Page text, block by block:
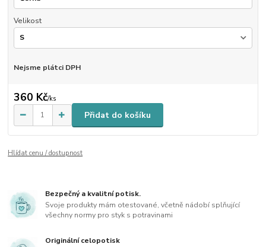
Velikost
Nejsme plátci DPH
360 Kč/ks
Přidat do košíku
Hlídat cenu / dostupnost
Bezpečný a kvalitní potisk.
Svoje produkty mám otestované, včetně nádobí splňující
všechny normy pro styk s potravinami
Originální celopotisk